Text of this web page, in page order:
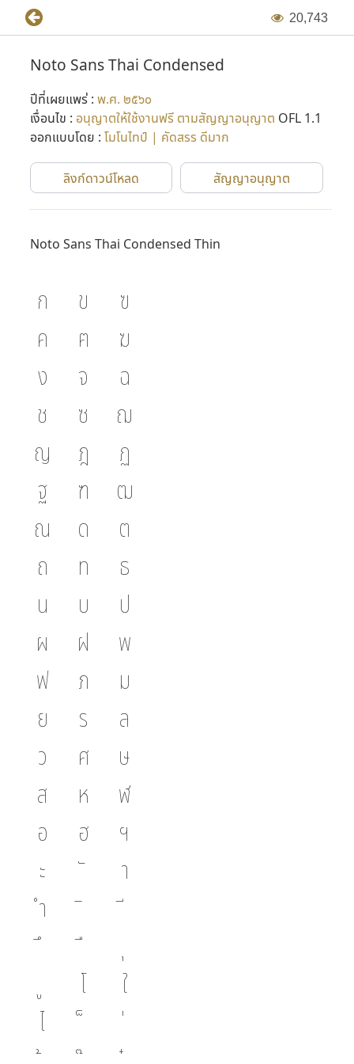
20,743
Noto Sans Thai Condensed
ปีที่เผยแพร่ : พ.ศ. ๒๕๖๐
เงื่อนไข : อนุญาตให้ใช้งานฟรี ตามสัญญาอนุญาต OFL 1.1
ออกแบบโดย : โมโนไทป์ | คัดสรร ดีมาก
ลิงก์ดาวน์โหลด สัญญาอนุญาต
Noto Sans Thai Condensed Thin
ก ข
ฃ
ค
ฅ
ฆ
ง
จ
ฉ
ช
ซ
ฌ
ญ
ฎ
ฏ
ฐ
ฑ
ฒ
ณ
ด
ต
ถ
ท
ธ
น
บ
ป
ผ
ฝ
พ
ฟ
ภ
ม
ย
ร
ล
ว
ศ
ษ
ส
ห
ฬ
อ
ฮ
ฯ
ะ
า
ำ
โ
ใ
ไ